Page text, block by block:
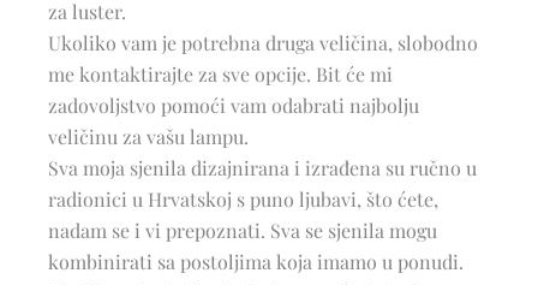
za luster.
Ukoliko vam je potrebna druga veličina, slobodno
me kontaktirajte za sve opcije. Bit će mi
zadovoljstvo pomoći vam odabrati najbolju
veličinu za vašu lampu.
Sva moja sjenila dizajnirana i izrađena su ručno u
radionici u Hrvatskoj s puno ljubavi, što ćete,
nadam se i vi prepoznati. Sva se sjenila mogu
kombinirati sa postoljima koja imamo u ponudi.